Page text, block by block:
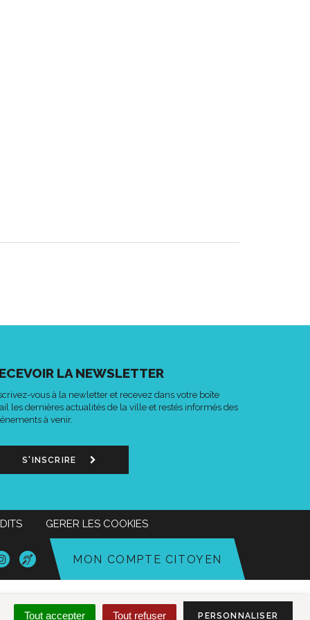
Tout accepter Tout refuser PERSONNALISER
LA NEWSLETTER
vous à la newletter et recevez dans votre boîte
les dernières actualités de la ville et restés informés des
à venir.
S'INSCRIRE
GERER LES COOKIES
MON COMPTE CITOYEN
Lien
vers
le
Instagram
Acce-
o